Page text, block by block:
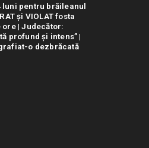
luni pentru brăileanul
și VIOLAT fosta
ore | Judecător:
profund și intens” |
o dezbrăcată